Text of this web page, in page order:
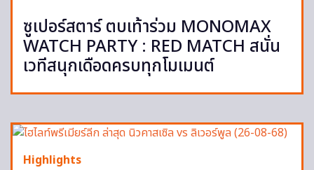
ซูเปอร์สตาร์ ตบเท้าร่วม MONOMAX
WATCH PARTY : RED MATCH สนั่น
เวทีสนุกเดือดครบทุกโมเมนต์
Highlights